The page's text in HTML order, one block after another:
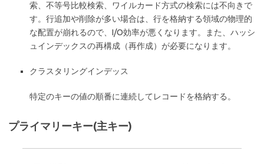
索、不等号比較検索、ワイルカード方式の検索には不向きで
す。行追加や削除が多い場合は、行を格納する領域の物理的
な配置が崩れるので、I/O効率が悪くなります。また、ハッシ
ュインデックスの再構成（再作成）が必要になります。
クラスタリングインデッス
特定のキーの値の順番に連続してレコードを格納する。
プライマリーキー(主キー)